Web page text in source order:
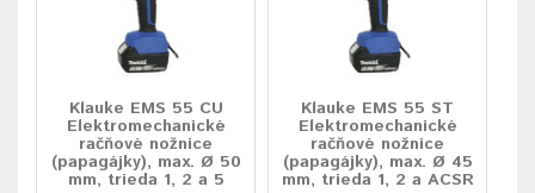
Klauke EMS 55 CU
Elektromechanické
račňové nožnice
(papagájky), max. Ø 50
mm, trieda 1, 2 a 5
Klauke EMS 55 ST
Elektromechanické
račňové nožnice
(papagájky), max. Ø 45
mm, trieda 1, 2 a ACSR